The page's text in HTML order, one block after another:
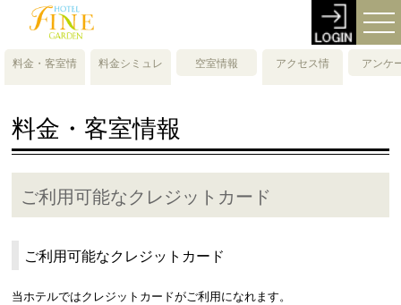
料金・客室情
料金シミュレ
空室情報
アクセス情
アンケ
料金・客室情報
ご利用可能なクレジットカード
ご利用可能なクレジットカード
当ホテルではクレジットカードがご利用になれます。